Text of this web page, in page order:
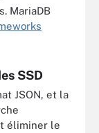
MariaDB
SSD
JSON, et la
éliminer le